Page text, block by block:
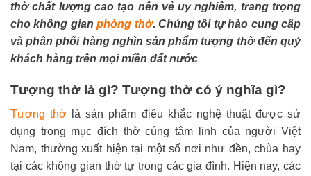
thờ chất lượng cao tạo nên vẻ uy nghiêm, trang trọng
cho không gianphòng thờ. Chúng tôi tự hào cung cấp
và phân phối hàng nghìn sản phẩm tượng thờ đến quý
khách hàng trên mọi miền đất nước
Tượng thờ là gì? Tượng thờ có ý nghĩa gì?
Tượng thờ là sản phẩm điêu khắc nghệ thuật được sử
dụng trong mục đích thờ cúng tâm linh của người Việt
Nam, thường xuất hiện tại một số nơi như đền, chùa hay
tại các không gian thờ tự trong các gia đình. Hiện nay, các